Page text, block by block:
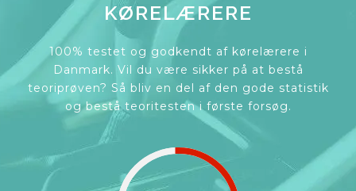
KØRELÆRERE
100% testet og godkendt af kørelærere i
Danmark. Vil du være sikker på at bestå
teoriprøven? Så bliv en del af den gode statistik
og bestå teoritesten i første forsøg.